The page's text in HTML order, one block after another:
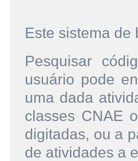
Este sistema de
Pesquisar
usuário pode
uma dada
classes CNAE
digitadas, ou a
de atividades a